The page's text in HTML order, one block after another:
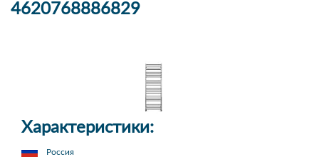
4620768886829
Характеристики:
Россия